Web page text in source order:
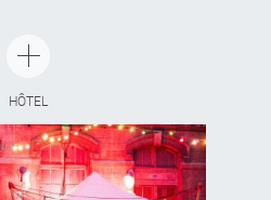
HÔTEL